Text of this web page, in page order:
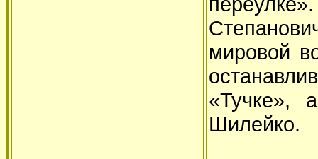
мировой
«Тучке»,
Шилейко.